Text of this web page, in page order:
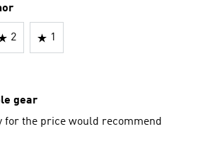
2 1
gear
the price would recommend